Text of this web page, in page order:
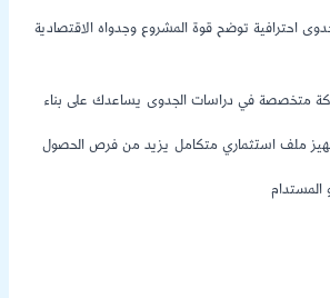
متخصصة في دراسات الجدوى يساعدك على بناء
ملف استثماري متكامل يزيد من فرص الحصول